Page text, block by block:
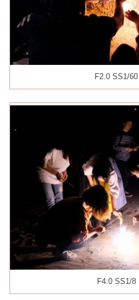
F2.0 SS1/
F4.0 SS1/8